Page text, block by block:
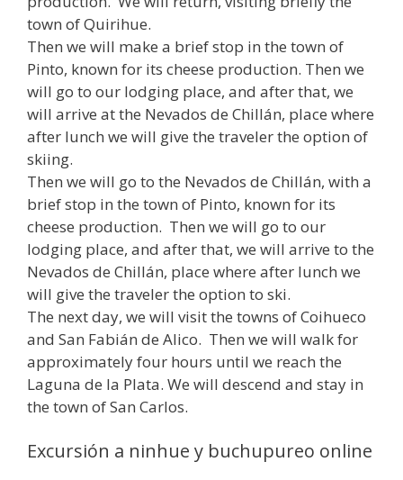
town of Quirihue.
Then we will make a brief stop in the town of
Pinto, known for its cheese production. Then we
will go to our lodging place, and after that, we
will arrive at the Nevados de Chillán, place where
after lunch we will give the traveler the option of
skiing.
Then we will go to the Nevados de Chillán, with a
brief stop in the town of Pinto, known for its
cheese production. Then we will go to our
lodging place, and after that, we will arrive to the
Nevados de Chillán, place where after lunch we
will give the traveler the option to ski.
The next day, we will visit the towns of Coihueco
and San Fabián de Alico. Then we will walk for
approximately four hours until we reach the
Laguna de la Plata. We will descend and stay in
the town of San Carlos.
Excursión a ninhue y buchupureo online